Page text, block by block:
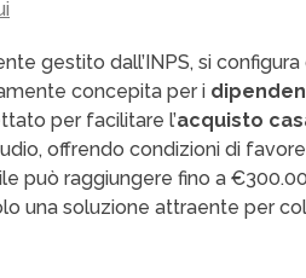
gestito dall’INPS, si
concepita per i
per facilitare l’acquisto
offrendo condizioni di
può raggiungere fino a
una soluzione attraente per